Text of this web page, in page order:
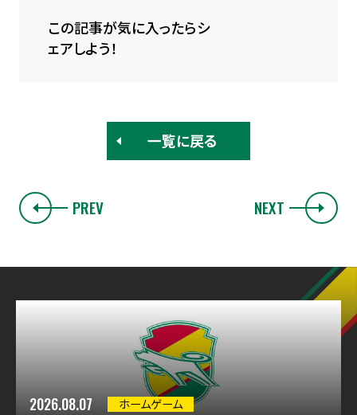
この記事が気に入ったらシ
ェアしよう！
一覧に戻る
PREV NEXT
2026.08.07 ホームゲーム